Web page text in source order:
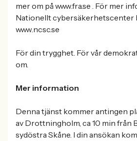
mer om på www.fra.se . För mer
Nationellt cybersäkerhetscenter
www.ncsc.se
För din trygghet. För vår
om.
Mer information
Denna tjänst kommer antingen
av Drottningholm, ca 10 min från
sydöstra Skåne. I din ansökan